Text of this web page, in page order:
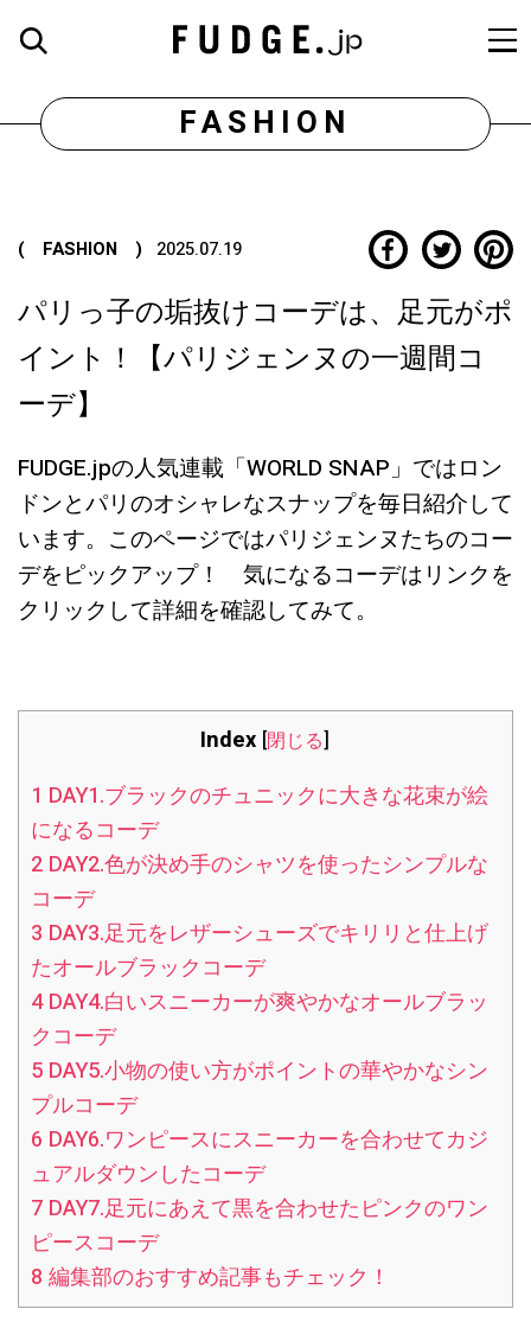
FASHION
( FASHION ) 2025.07.19
パリっ子の垢抜けコーデは、足元がポ
イント！【パリジェンヌの一週間コ
ーデ】
FUDGE.jpの人気連載「WORLD SNAP」ではロン
ドンとパリのオシャレなスナップを毎日紹介して
います。このページではパリジェンヌたちのコー
デをピックアップ！ 気になるコーデはリンクを
クリックして詳細を確認してみて。
Index [閉じる]
1 DAY1.ブラックのチュニックに大きな花束が絵
になるコーデ
2DAY2.色が決め手のシャツを使ったシンプルな
コーデ
3 DAY3.足元をレザーシューズでキリリと仕上げ
たオールブラックコーデ
4DAY4.白いスニーカーが爽やかなオールブラッ
クコーデ
5DAY5.小物の使い方がポイントの華やかなシン
プルコーデ
6 DAY6.ワンピースにスニーカーを合わせてカジ
ュアルダウンしたコーデ
7DAY7.足元にあえて黒を合わせたピンクのワン
ピースコーデ
8 編集部のおすすめ記事もチェック！